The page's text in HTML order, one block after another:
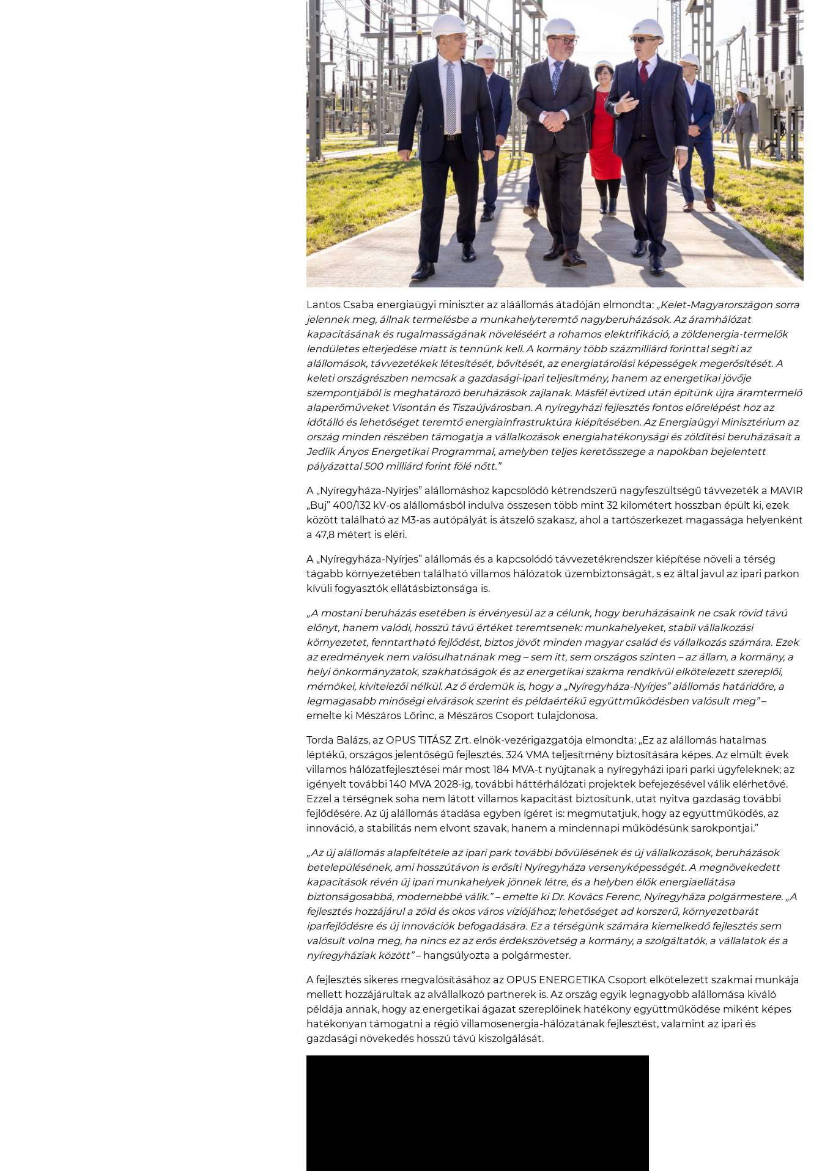
Lantos Csaba energiaügyi miniszter az aláállomás átadóján elmondta: „Kelet-Magyarországon sorra
jelennek meg, állnak termelésbe a munkahelyteremtő nagyberuházások. Az áramhálózat
kapacitásának és rugalmasságának növeléséért a rohamos elektrifikáció, a zöldenergia-termelők
lendületes elterjedése miatt is tennünk kell. A kormány több százmilliárd forinttal segíti az
alállomások, távvezetékek létesítését, bővítését, az energiatárolási képességek megerősítését. A
keleti országrészben nemcsak a gazdasági-ipari teljesítmény, hanem az energetikai jövője
szempontjából is meghatározó beruházások zajlanak. Másfél évtized után építünk újra áramtermelő
alaperőműveket Visontán és Tiszaújvárosban. A nyíregyházi fejlesztés fontos előrelépést hoz az
időtálló és lehetőséget teremtő energiainfrastruktúra kiépítésében. Az Energiaügyi Minisztérium az
ország minden részében támogatja a vállalkozások energiahatékonysági és zöldítési beruházásait a
Jedlik Ányos Energetikai Programmal, amelyben teljes keretösszege a napokban bejelentett
pályázattal 500 milliárd forint fölé nőtt.”
A „Nyíregyháza-Nyírjes” alállomáshoz kapcsolódó kétrendszerű nagyfeszültségű távvezeték a MAVIR
„Buj” 400/132 kV-os alállomásból indulva összesen több mint 32 kilométert hosszban épült ki, ezek
között található az M3-as autópályát is átszelő szakasz, ahol a tartószerkezet magassága helyenként
a 47,8 métert is eléri.
A „Nyíregyháza-Nyírjes” alállomás és a kapcsolódó távvezetékrendszer kiépítése növeli a térség
tágabb környezetében található villamos hálózatok üzembiztonságát, s ez által javul az ipari parkon
kívüli fogyasztók ellátásbiztonsága is.
„A mostani beruházás esetében is érvényesül az a célunk, hogy beruházásaink ne csak rövid távú
előnyt, hanem valódi, hosszú távú értéket teremtsenek: munkahelyeket, stabil vállalkozási
környezetet, fenntartható fejlődést, biztos jövőt minden magyar család és vállalkozás számára. Ezek
az eredmények nem valósulhatnának meg – sem itt, sem országos szinten – az állam, a kormány, a
helyi önkormányzatok, szakhatóságok és az energetikai szakma rendkívül elkötelezett szereplői,
mérnökei, kivitelezői nélkül. Az ő érdemük is, hogy a „Nyíregyháza-Nyírjes” alállomás határidőre, a
legmagasabb minőségi elvárások szerint és példaértékű együttműködésben valósult meg”–
emelte ki Mészáros Lőrinc, a Mészáros Csoport tulajdonosa.
Torda Balázs, az OPUS TITÁSZ Zrt. elnök-vezérigazgatója elmondta: „Ez az alállomás hatalmas
léptékű, országos jelentőségű fejlesztés. 324 VMA teljesítmény biztosítására képes. Az elmúlt évek
villamos hálózatfejlesztései már most 184 MVA-t nyújtanak a nyíregyházi ipari parki ügyfeleknek; az
igényelt további 140 MVA 2028-ig, további háttérhálózati projektek befejezésével válik elérhetővé.
Ezzel a térségnek soha nem látott villamos kapacitást biztosítunk, utat nyitva gazdaság további
fejlődésére. Az új alállomás átadása egyben ígéret is: megmutatjuk, hogy az együttműködés, az
innováció, a stabilitás nem elvont szavak, hanem a mindennapi működésünk sarokpontjai.”
„Az új alállomás alapfeltétele az ipari park további bővülésének és új vállalkozások, beruházások
betelepülésének, ami hosszútávon is erősíti Nyíregyháza versenyképességét. A megnövekedett
kapacitások révén új ipari munkahelyek jönnek létre, és a helyben élők energiaellátása
biztonságosabbá, modernebbé válik.” – emelte ki Dr. Kovács Ferenc, Nyíregyháza polgármestere. „A
fejlesztés hozzájárul a zöld és okos város víziójához; lehetőséget ad korszerű, környezetbarát
iparfejlődésre és új innovációk befogadására. Ez a térségünk számára kiemelkedő fejlesztés sem
valósult volna meg, ha nincs ez az erős érdekszövetség a kormány, a szolgáltatók, a vállalatok és a
nyíregyháziak között”– hangsúlyozta a polgármester.
A fejlesztés sikeres megvalósításához az OPUS ENERGETIKA Csoport elkötelezett szakmai munkája
mellett hozzájárultak az alvállalkozó partnerek is. Az ország egyik legnagyobb alállomása kiváló
példája annak, hogy az energetikai ágazat szereplőinek hatékony együttműködése miként képes
hatékonyan támogatni a régió villamosenergia-hálózatának fejlesztést, valamint az ipari és
gazdasági növekedés hosszú távú kiszolgálását.